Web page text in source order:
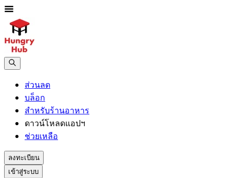
ส่วนลด
บล็อก
สำหรับร้านอาหาร
ดาวน์โหลดแอปฯ
ช่วยเหลือ
ลงทะเบียน
เข้าสู่ระบบ